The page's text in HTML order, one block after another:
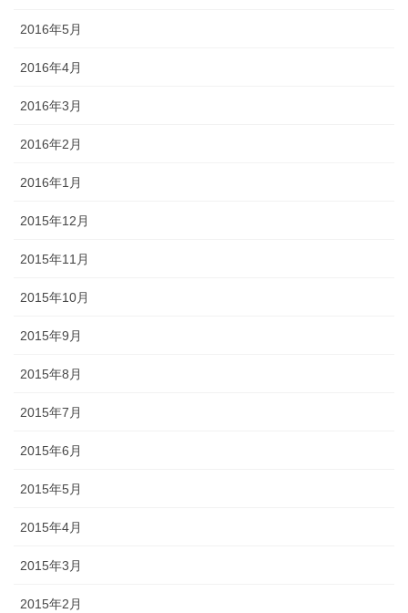
2016年5月
2016年4月
2016年3月
2016年2月
2016年1月
2015年12月
2015年11月
2015年10月
2015年9月
2015年8月
2015年7月
2015年6月
2015年5月
2015年4月
2015年3月
2015年2月